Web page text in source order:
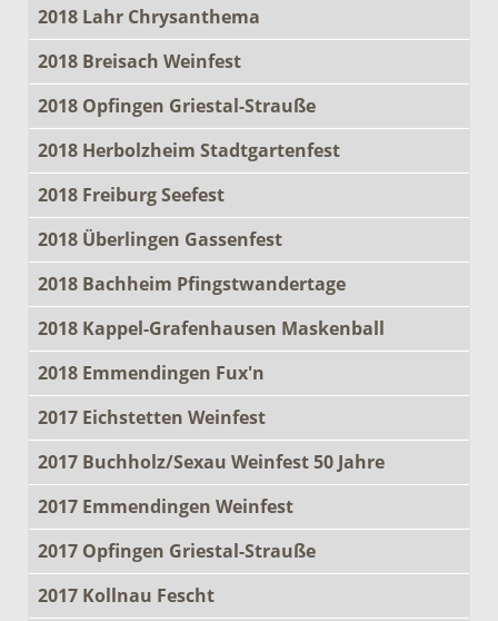
2018 Lahr Chrysanthema
2018 Breisach Weinfest
2018 Opfingen Griestal-Strauße
2018 Herbolzheim Stadtgartenfest
2018 Freiburg Seefest
2018 Überlingen Gassenfest
2018 Bachheim Pfingstwandertage
2018 Kappel-Grafenhausen Maskenball
2018 Emmendingen Fux'n
2017 Eichstetten Weinfest
2017 Buchholz/Sexau Weinfest 50 Jahre
2017 Emmendingen Weinfest
2017 Opfingen Griestal-Strauße
2017 Kollnau Fescht